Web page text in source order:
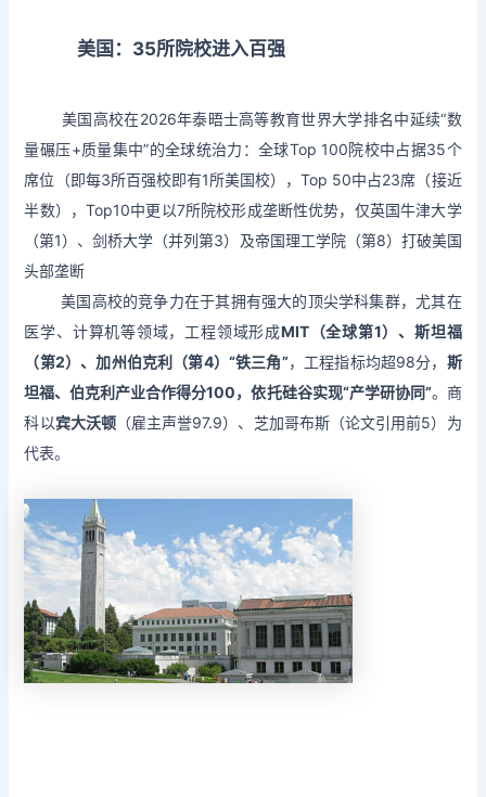
美国：35所院校进入百强
美国高校在2026年泰晤士高等教育世界大学排名中延续“数
量碾压+质量集中”的全球统治力：全球Top 100院校中占据35个
席位（即每3所百强校即有1所美国校），Top 50中占23席（接近
半数），Top10中更以7所院校形成垄断性优势，仅英国牛津大学
（第1）、剑桥大学（并列第3）及帝国理工学院（第8）打破美国
头部垄断
美国高校的竞争力在于其拥有强大的顶尖学科集群，尤其在
医学、计算机等领域，工程领域形成MIT（全球第1）、斯坦福
（第2）、加州伯克利（第4）“铁三角”，工程指标均超98分， 斯
坦福、伯克利产业合作得分100，依托硅谷实现“产学研协同”。商
科以宾大沃顿（雇主声誉97.9）、芝加哥布斯（论文引用前5）为
代表。